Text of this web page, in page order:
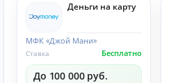
Деньги на карту
МФК «Джой Мани»
Бесплатно
Ставка
До 100 000 руб.